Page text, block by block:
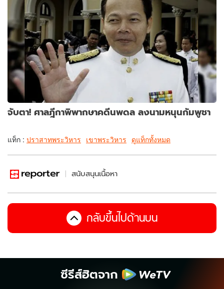
จับตา! ศาลฎีกาพิพากษาคดีนพดล ลงนามหนุนกัมพูชา
แท็ก : ปราสาทพระวิหาร เขาพระวิหาร ดูแท็กทั้งหมด
สนับสนุนเนื้อหา
กลับขึ้นไปด้านบน
ซีรีส์ฮิตจาก